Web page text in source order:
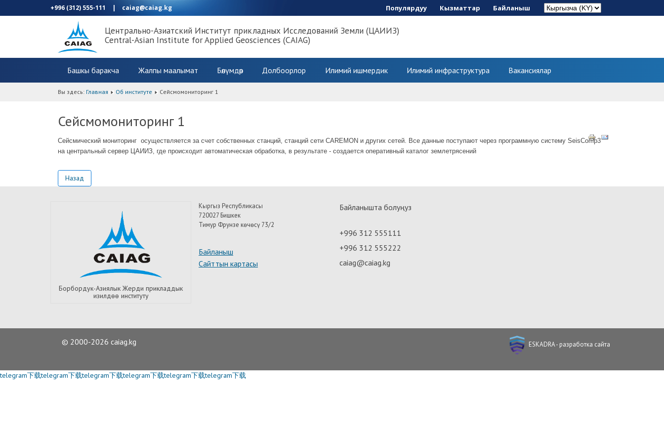
+996 (312) 555-111 | caiag@caiag.kg Популярдуу Кызматтар Байланыш
Центрально-Азиатский Институт прикладных Исследований Земли (ЦАИИЗ)
Central-Asian Institute for Applied Geosciences (CAIAG)
Башкы баракча Жалпы маалымат Бөлүмдөр Долбоорлор Илимий ишмердик Илимий инфраструктура Вакансиялар
Вы здесь: Главная Об институте Сейсмомониторинг 1
Сейсмомониторинг 1
Сейсмический мониторинг осуществляется за счет собственных станций, станций сети CAREMON и других сетей. Все данные поступают через программную систему SeisComp3
на центральный сервер ЦАИИЗ, где происходит автоматическая обработка, в результате - создается оперативный каталог землетрясений
Назад
Борбордук-Азиялык Жерди прикладдык
изилдѳѳ институту
Кыргыз Республикасы
720027 Бишкек
Тимур Фрунзе көчөсү 73/2
Байланыш
Сайттын картасы
Байланышта болуңуз
+996 312 555111
+996 312 555222
caiag@caiag.kg
ESKADRA - разработка сайта
© 2000-2026 caiag.kg
telegram下载telegram下载telegram下载telegram下载telegram下载telegram下载